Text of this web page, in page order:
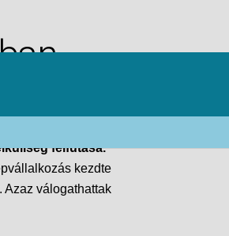
felfutása.
kezdte
Azaz válogathattak